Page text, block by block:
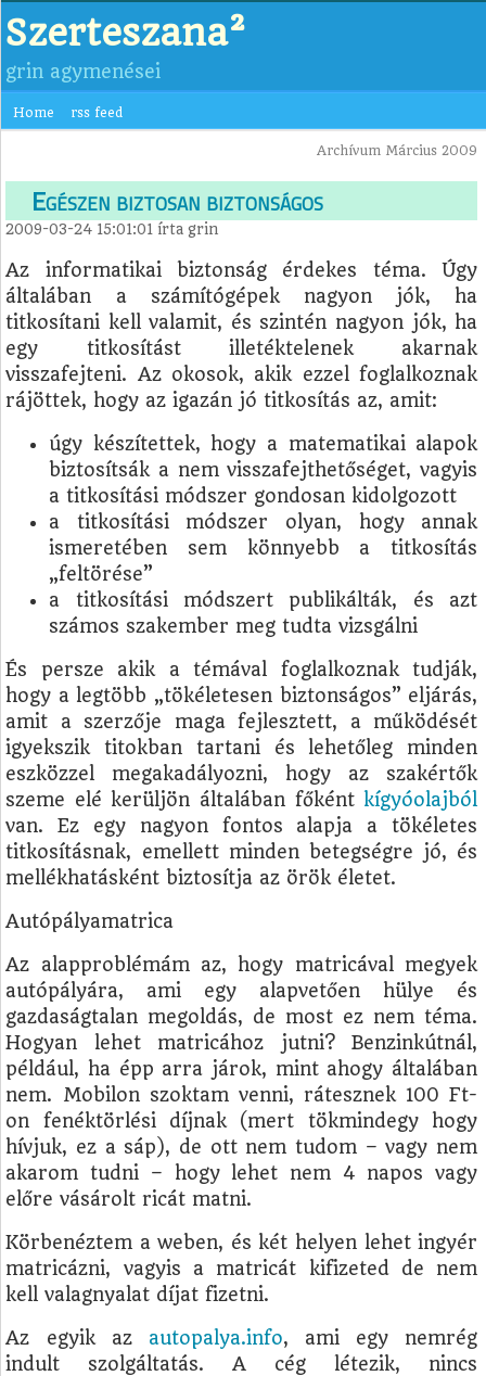
Szerteszana²
grin agymenései
Home rss feed
Archívum Március 2009
Egészen biztosan biztonságos
2009-03-24 15:01:01 írtagrin
Az informatikai biztonság érdekes téma. Úgy
általában a számítógépek nagyon jók, ha
titkosítani kell valamit, és szintén nagyon jók, ha
egy titkosítást illetéktelenek akarnak
visszafejteni. Az okosok, akik ezzel foglalkoznak
rájöttek, hogy az igazán jó titkosítás az, amit:
úgy készítettek, hogy a matematikai alapok
biztosítsák a nem visszafejthetőséget, vagyis
a titkosítási módszer gondosan kidolgozott
a titkosítási módszer olyan, hogy annak
ismeretében sem könnyebb a titkosítás
„feltörése”
a titkosítási módszert publikálták, és azt
számos szakember meg tudta vizsgálni
És persze akik a témával foglalkoznak tudják,
hogy a legtöbb „tökéletesen biztonságos” eljárás,
amit a szerzője maga fejlesztett, a működését
igyekszik titokban tartani és lehetőleg minden
eszközzel megakadályozni, hogy az szakértők
szeme elé kerüljön általában főkéntkígyóolajból
van. Ez egy nagyon fontos alapja a tökéletes
titkosításnak, emellett minden betegségre jó, és
mellékhatásként biztosítja az örök életet.
Autópályamatrica
Az alapproblémám az, hogy matricával megyek
autópályára, ami egy alapvetően hülye és
gazdaságtalan megoldás, de most ez nem téma.
Hogyan lehet matricához jutni? Benzinkútnál,
például, ha épp arra járok, mint ahogy általában
nem. Mobilon szoktam venni, rátesznek 100 Ft-
on fenéktörlési díjnak (mert tökmindegy hogy
hívjuk, ez a sáp), de ott nem tudom – vagy nem
akarom tudni – hogy lehet nem 4 napos vagy
előre vásárolt ricát matni.
Körbenéztem a weben, és két helyen lehet ingyér
matricázni, vagyis a matricát kifizeted de nem
kell valagnyalat díjat fizetni.
Az egyik az autopalya.info, ami egy nemrég
indult szolgáltatás. A cég létezik, nincs